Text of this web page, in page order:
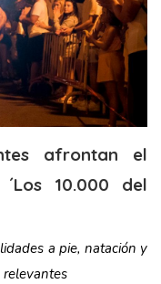
afrontan el
10.000 del
a pie, natación y